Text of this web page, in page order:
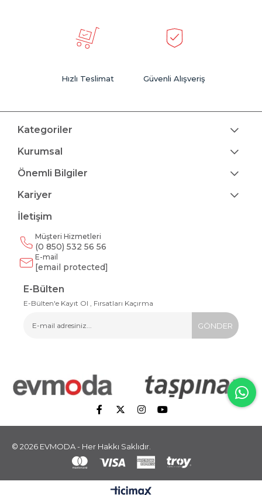
Hızlı Teslimat Güvenli Alışveriş
Kategoriler
Kurumsal
Önemli Bilgiler
Kariyer
İletişim
Müşteri Hizmetleri
(0 850) 532 56 56
E-mail
[email protected]
E-Bülten
E-Bülten'e Kayıt Ol , Fırsatları Kaçırma
GÖNDER
© 2026 EVMODA - Her Hakkı Saklıdır.